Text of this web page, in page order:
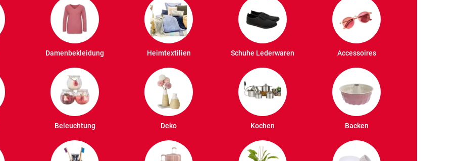
Damenbekleidung Heimtextilien Schuhe Lederwaren Accessoires
Beleuchtung Deko Kochen Backen